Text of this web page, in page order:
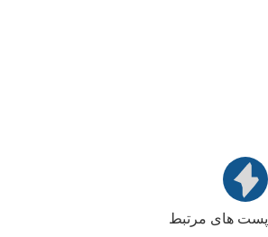
پست های مرتبط